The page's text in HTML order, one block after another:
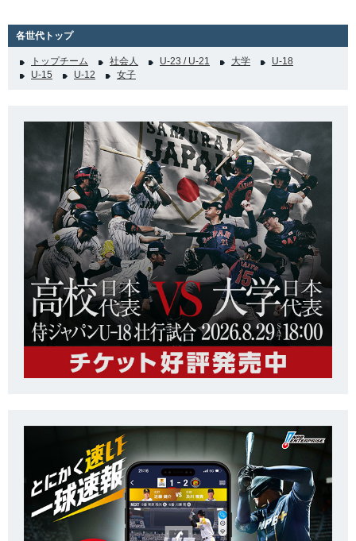
各世代トップ
トップチーム 社会人 U-23 / U-21 大学
U-18
U-15
U-12 女子